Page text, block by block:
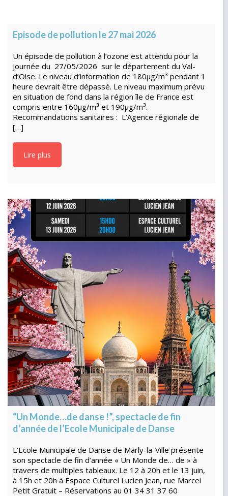
Episode de pollution le 27 mai 2026
Un épisode de pollution à l’ozone est attendu pour la
journée du 27/05/2026 sur le département du Val-
d’Oise. Le niveau d’information de 180μg/m³ pendant 1
heure devrait être dépassé. Le niveau maximum prévu
en situation de fond dans la région île de France est
compris entre 160μg/m³ et 190μg/m³.
Recommandations sanitaires : L’Agence régionale de
[…]
Lire plus
“Un Monde…de danse !”, spectacle de fin
d’année de l’Ecole Municipale de Danse
L’Ecole Municipale de Danse de Marly-la-Ville présente
son spectacle de fin d’année « Un Monde de… de » à
travers de multiples tableaux. Le 12 à 20h et le 13 juin,
à 15h et 20h à Espace Culturel Lucien Jean, rue Marcel
Petit Gratuit – Réservations au 01 34 31 37 60